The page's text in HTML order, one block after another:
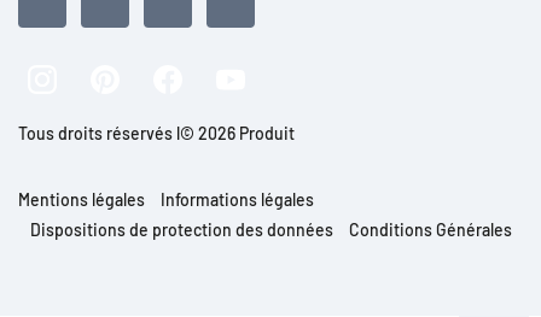
Tous droits réservés l© 2026 Produit
Mentions légales
Informations légales
Dispositions de protection des données
Conditions Générales